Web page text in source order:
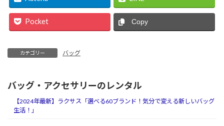
Pocket Copy
カテゴリー バッグ
バッグ・アクセサリーのレンタル
【2024年最新】ラクサス「選べる60ブランド！気分で変える新しいバッグ
生活！」